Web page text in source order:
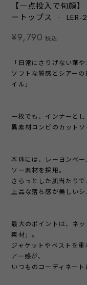
【一点投入で旬顔
ートップス ‐
¥9,790 税込
「日常にさりげない華や
ソフトな質感とシアー
イル」
一枚でも、インナーとし
異素材コンビのカットソ
本体には、レーヨンベ
ソー素材を採用。
さらっとした肌当たり
上品な落ち感が美しいシ
最大のポイントは、ネ
素材」。
ジャケットやベストを
アー感が、
いつものコーディネー